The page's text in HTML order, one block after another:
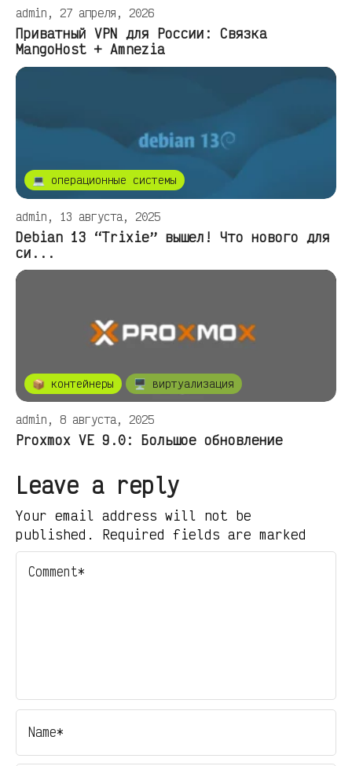
admin, 27 апреля, 2026
Приватный VPN для России: Связка
MangoHost + Amnezia
💻 операционные системы
admin, 13 августа, 2025
Debian 13 “Trixie” вышел! Что нового для
си...
📦 контейнеры 🖥️ виртуализация
admin, 8 августа, 2025
Proxmox VE 9.0: Большое обновление
Leave a reply
Your email address will not be
published. Required fields are marked